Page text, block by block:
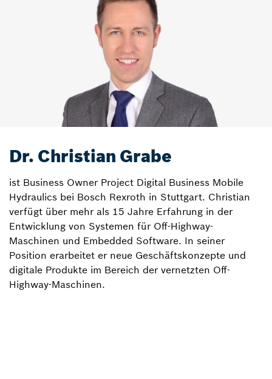
Dr. Christian Grabe
ist Business Owner Project Digital Business Mobile
Hydraulics bei Bosch Rexroth in Stuttgart. Christian
verfügt über mehr als 15 Jahre Erfahrung in der
Entwicklung von Systemen für Off-Highway-
Maschinen und Embedded Software. In seiner
Position erarbeitet er neue Geschäftskonzepte und
digitale Produkte im Bereich der vernetzten Off-
Highway-Maschinen.